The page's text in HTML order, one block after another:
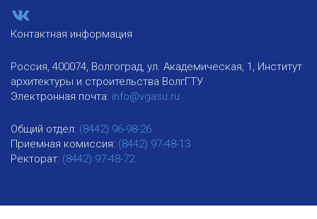
Контактная информация
Россия, 400074, Волгоград, ул. Академическая, 1, Институт
архитектуры и строительства ВолгГТУ
Электронная почта: info@vgasu.ru
Общий отдел: (8442) 96-98-26
Приемная комиссия: (8442) 97-48-13
Ректорат: (8442) 97-48-72